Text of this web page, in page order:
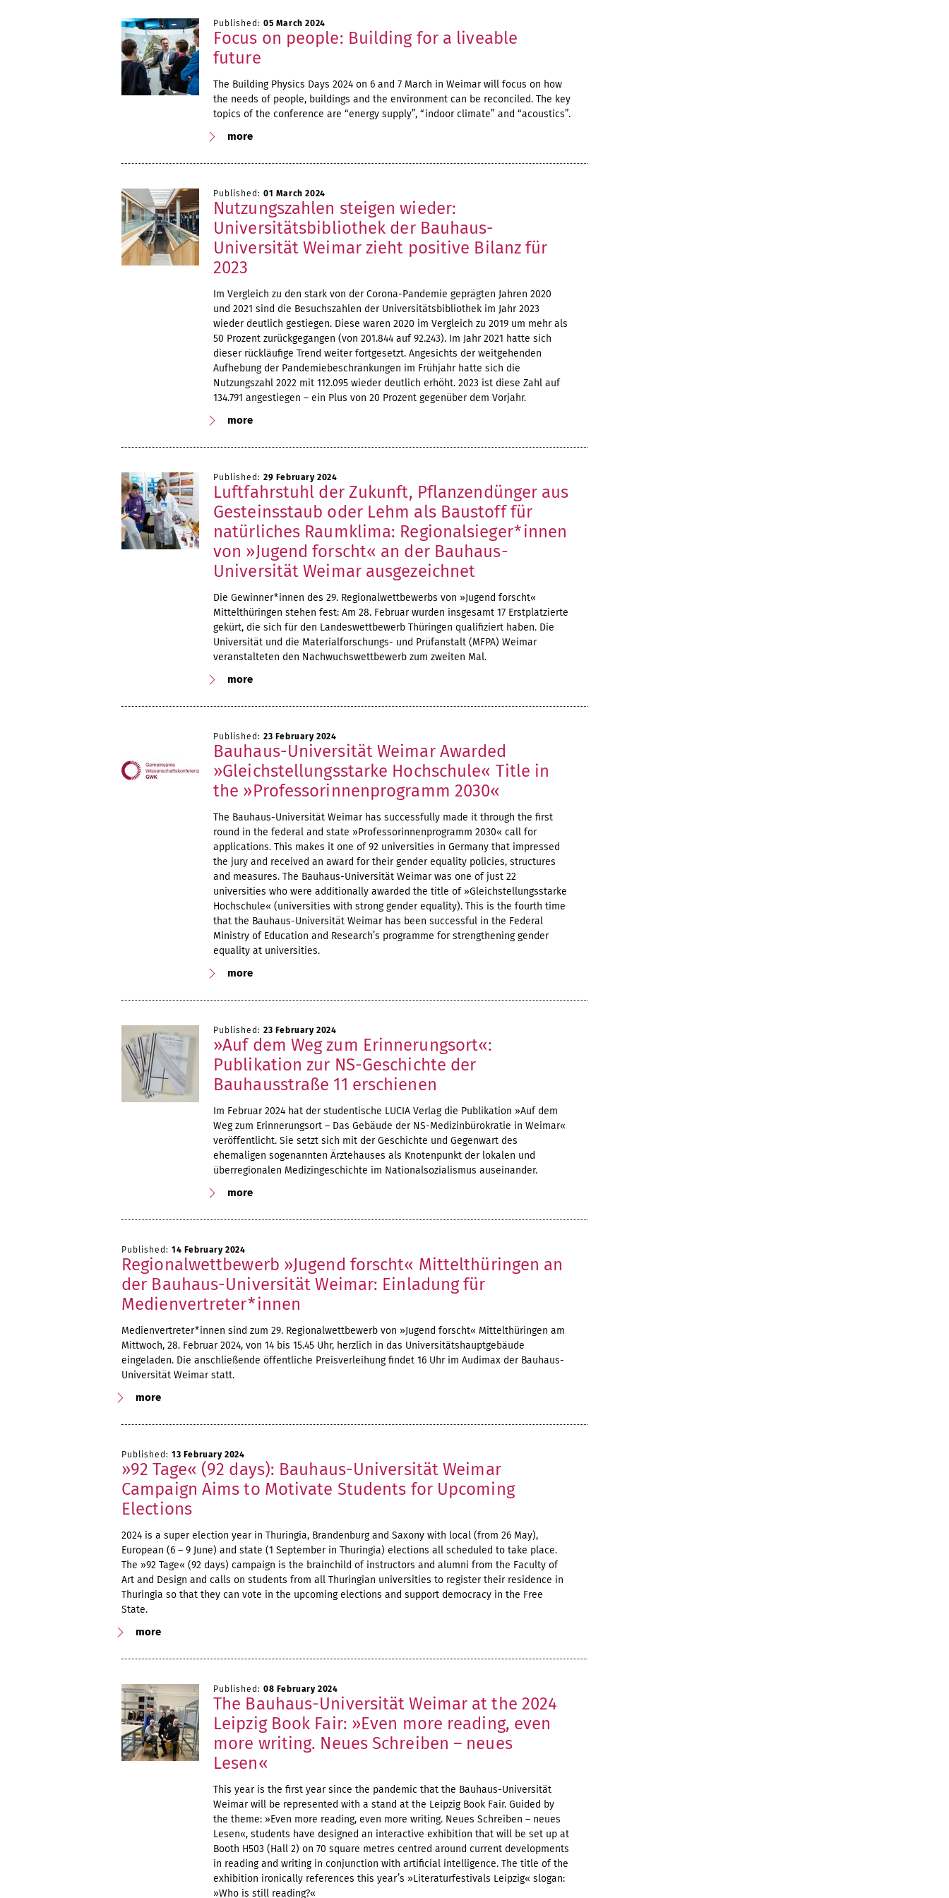
Published: 05 March 2024
Focus on people: Building for a liveable
future
The Building Physics Days 2024 on 6 and 7 March in Weimar will focus on how
the needs of people, buildings and the environment can be reconciled. The key
topics of the conference are “energy supply”, “indoor climate” and “acoustics”.
more
Published: 01 March 2024
Nutzungszahlen steigen wieder:
Universitätsbibliothek der Bauhaus-
Universität Weimar zieht positive Bilanz für
2023
Im Vergleich zu den stark von der Corona-Pandemie geprägten Jahren 2020
und 2021 sind die Besuchszahlen der Universitätsbibliothek im Jahr 2023
wieder deutlich gestiegen. Diese waren 2020 im Vergleich zu 2019 um mehr als
50 Prozent zurückgegangen (von 201.844 auf 92.243). Im Jahr 2021 hatte sich
dieser rückläufige Trend weiter fortgesetzt. Angesichts der weitgehenden
Aufhebung der Pandemiebeschränkungen im Frühjahr hatte sich die
Nutzungszahl 2022 mit 112.095 wieder deutlich erhöht. 2023 ist diese Zahl auf
134.791 angestiegen – ein Plus von 20 Prozent gegenüber dem Vorjahr.
more
Published: 29 February 2024
Luftfahrstuhl der Zukunft, Pflanzendünger aus
Gesteinsstaub oder Lehm als Baustoff für
natürliches Raumklima: Regionalsieger*innen
von »Jugend forscht« an der Bauhaus-
Universität Weimar ausgezeichnet
Die Gewinner*innen des 29. Regionalwettbewerbs von »Jugend forscht«
Mittelthüringen stehen fest: Am 28. Februar wurden insgesamt 17 Erstplatzierte
gekürt, die sich für den Landeswettbewerb Thüringen qualifiziert haben. Die
Universität und die Materialforschungs- und Prüfanstalt (MFPA) Weimar
veranstalteten den Nachwuchswettbewerb zum zweiten Mal.
more
Published: 23 February 2024
Bauhaus-Universität Weimar Awarded
»Gleichstellungsstarke Hochschule« Title in
the »Professorinnenprogramm 2030«
The Bauhaus-Universität Weimar has successfully made it through the first
round in the federal and state »Professorinnenprogramm 2030« call for
applications. This makes it one of 92 universities in Germany that impressed
the jury and received an award for their gender equality policies, structures
and measures. The Bauhaus-Universität Weimar was one of just 22
universities who were additionally awarded the title of »Gleichstellungsstarke
Hochschule« (universities with strong gender equality). This is the fourth time
that the Bauhaus-Universität Weimar has been successful in the Federal
Ministry of Education and Research’s programme for strengthening gender
equality at universities.
more
Published: 23 February 2024
»Auf dem Weg zum Erinnerungsort«:
Publikation zur NS-Geschichte der
Bauhausstraße 11 erschienen
Im Februar 2024 hat der studentische LUCIA Verlag die Publikation »Auf dem
Weg zum Erinnerungsort – Das Gebäude der NS-Medizinbürokratie in Weimar«
veröffentlicht. Sie setzt sich mit der Geschichte und Gegenwart des
ehemaligen sogenannten Ärztehauses als Knotenpunkt der lokalen und
überregionalen Medizingeschichte im Nationalsozialismus auseinander.
more
Published: 14 February 2024
Regionalwettbewerb »Jugend forscht« Mittelthüringen an
der Bauhaus-Universität Weimar: Einladung für
Medienvertreter*innen
Medienvertreter*innen sind zum 29. Regionalwettbewerb von »Jugend forscht« Mittelthüringen am
Mittwoch, 28. Februar 2024, von 14 bis 15.45 Uhr, herzlich in das Universitätshauptgebäude
eingeladen. Die anschließende öffentliche Preisverleihung findet 16 Uhr im Audimax der Bauhaus-
Universität Weimar statt.
more
Published: 13 February 2024
»92 Tage« (92 days): Bauhaus-Universität Weimar
Campaign Aims to Motivate Students for Upcoming
Elections
2024 is a super election year in Thuringia, Brandenburg and Saxony with local (from 26 May),
European (6 – 9 June) and state (1 September in Thuringia) elections all scheduled to take place.
The »92 Tage« (92 days) campaign is the brainchild of instructors and alumni from the Faculty of
Art and Design and calls on students from all Thuringian universities to register their residence in
Thuringia so that they can vote in the upcoming elections and support democracy in the Free
State.
more
Published: 08 February 2024
The Bauhaus-Universität Weimar at the 2024
Leipzig Book Fair: »Even more reading, even
more writing. Neues Schreiben – neues
Lesen«
This year is the first year since the pandemic that the Bauhaus-Universität
Weimar will be represented with a stand at the Leipzig Book Fair. Guided by
the theme: »Even more reading, even more writing. Neues Schreiben – neues
Lesen«, students have designed an interactive exhibition that will be set up at
Booth H503 (Hall 2) on 70 square metres centred around current developments
in reading and writing in conjunction with artificial intelligence. The title of the
exhibition ironically references this year’s »Literaturfestivals Leipzig« slogan:
»Who is still reading?«